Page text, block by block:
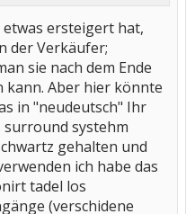
ersteigert hat,
der Verkäufer;
sie nach dem Ende
kann. Aber hier könnte
in "neudeutsch" Ihr
systehm
gehalten und
ich habe das
tadel los
(verschidene